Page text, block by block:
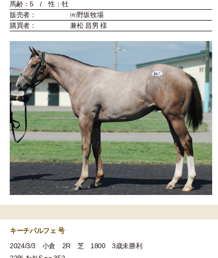
馬齢：5 / 性：牡
販売者：
㈲野坂牧場
購買者：
兼松 昌男 様
キーチパルフェ 号
2024/3/3 小倉 2R 芝 1800 3歳未勝利